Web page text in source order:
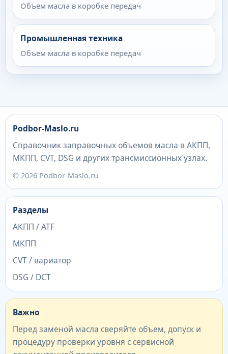
Объем масла в коробке передач
Промышленная техника
Объем масла в коробке передач
Podbor-Maslo.ru
Справочник заправочных объемов масла в АКПП,
МКПП, CVT, DSG и других трансмиссионных узлах.
© 2026 Podbor-Maslo.ru
Разделы
АКПП / ATF
МКПП
CVT / вариатор
DSG / DCT
Важно
Перед заменой масла сверяйте объем, допуск и
процедуру проверки уровня с сервисной